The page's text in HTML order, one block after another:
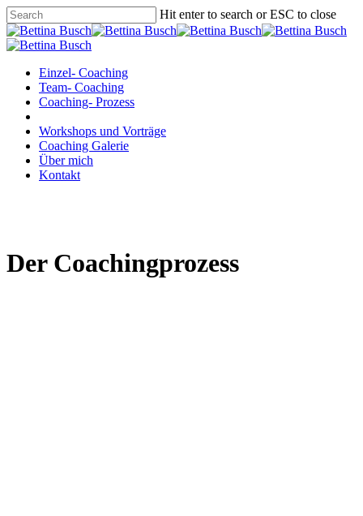
Hit enter to search or ESC to close
Einzel- Coaching
Team- Coaching
Coaching- Prozess
Workshops und Vorträge
Coaching Galerie
Über mich
Kontakt
Der Coachingprozess